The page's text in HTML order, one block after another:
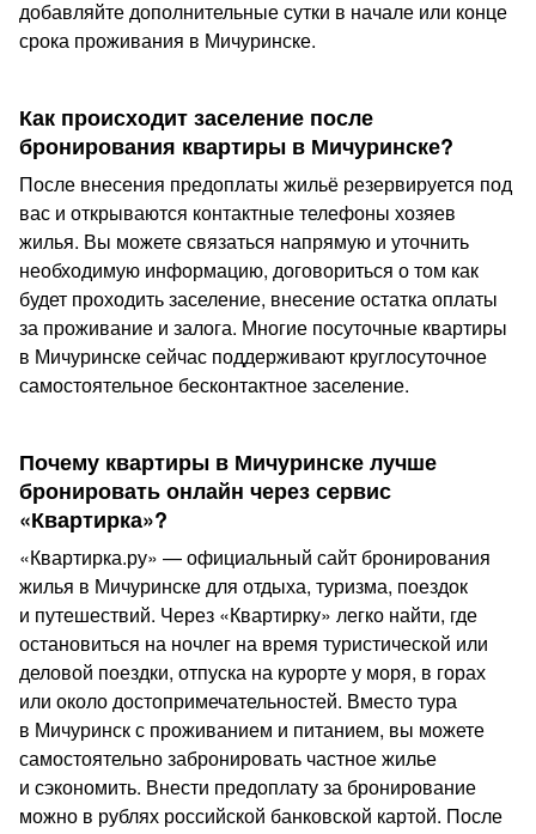
добавляйте дополнительные сутки в начале или конце
срока проживания в Мичуринске.
Как происходит заселение после
бронирования квартиры в Мичуринске?
После внесения предоплаты жильё резервируется под
вас и открываются контактные телефоны хозяев
жилья. Вы можете связаться напрямую и уточнить
необходимую информацию, договориться о том как
будет проходить заселение, внесение остатка оплаты
за проживание и залога. Многие посуточные квартиры
в Мичуринске сейчас поддерживают круглосуточное
самостоятельное бесконтактное заселение.
Почему квартиры в Мичуринске лучше
бронировать онлайн через сервис
«Квартирка»?
«Квартирка.ру» — официальный сайт бронирования
жилья в Мичуринске для отдыха, туризма, поездок
и путешествий. Через «Квартирку» легко найти, где
остановиться на ночлег на время туристической или
деловой поездки, отпуска на курорте у моря, в горах
или около достопримечательностей. Вместо тура
в Мичуринск с проживанием и питанием, вы можете
самостоятельно забронировать частное жилье
и сэкономить. Внести предоплату за бронирование
можно в рублях российской банковской картой. После